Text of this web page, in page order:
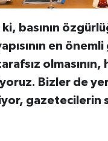
ki, basının
en
tarafsız
Bizler de
gazetecilerin